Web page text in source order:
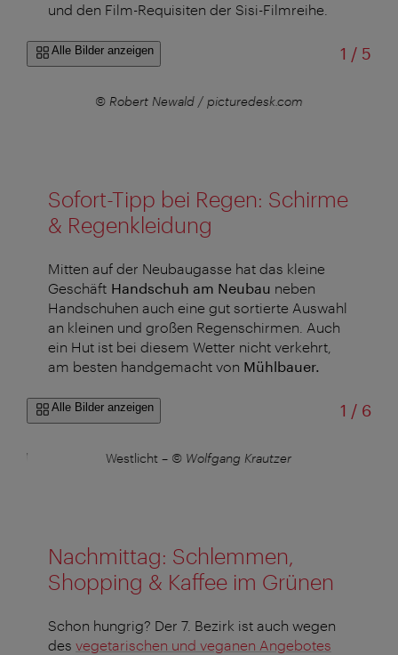
und den Film-Requisiten der Sisi-Filmreihe.
Alle Bilder anzeigen 1 /von
5
© Robert Newald / picturedesk.com
Sofort-Tipp bei Regen: Schirme
& Regenkleidung
Mitten auf der Neubaugasse hat das kleine
Geschäft Handschuh am Neubau neben
Handschuhen auch eine gut sortierte Auswahl
an kleinen und großen Regenschirmen. Auch
ein Hut ist bei diesem Wetter nicht verkehrt,
am besten handgemacht von Mühlbauer.
Alle Bilder anzeigen 1 /von
6
Westlicht – © Wolfgang Krautzer
Nachmittag: Schlemmen,
Shopping & Kaffee im Grünen
Schon hungrig? Der 7. Bezirk ist auch wegen
des vegetarischen und veganen Angebotes